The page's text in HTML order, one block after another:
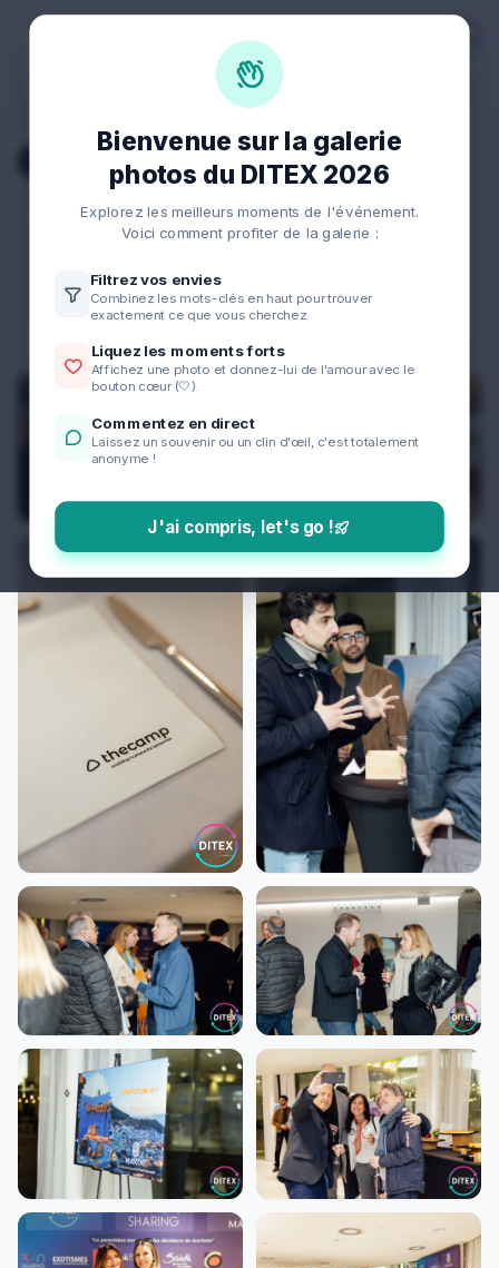
Bienvenue sur la galerie
photos du DITEX 2026
Explorez les meilleurs moments de l'événement.
Voici comment profiter de la galerie :
Filtrez vos envies
Combinez les mots-clés en haut pour trouver
exactement ce que vous cherchez.
Liquez les moments forts
Affichez une photo et donnez-lui de l'amour avec le
bouton cœur (🤍).
Commentez en direct
Laissez un souvenir ou un clin d'œil, c'est totalement
anonyme !
J'ai compris, let's go !
Jour 2
Accueil Acteurs Du Changement
Fablab
Itw
Pot De Bienvenue
Thecamp Trenitalia